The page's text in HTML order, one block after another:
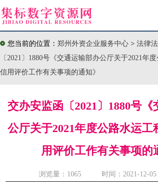
您当前的位置： 郑州外资企业服务中心 > 法律
〔2021〕1880号《交通运输部办公厅关于2021年
信用评价工作有关事项的通知》
交办安监函〔2021〕1880号
公厅关于2021年度公路水运工
用评价工作有关事项的
浏览量： 1065 时间：2021-12-05